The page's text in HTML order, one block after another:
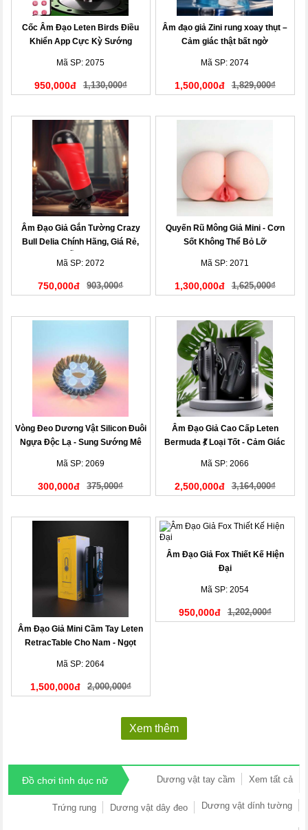
Cốc Âm Đạo Leten Birds Điều
Khiển App Cực Kỳ Sướng
Mã SP: 2075
950,000đ 1,130,000₫
Âm đạo giả Zini rung xoay thụt –
Cảm giác thật bất ngờ
Mã SP: 2074
1,500,000đ 1,829,000₫
Âm Đạo Giả Gắn Tường Crazy
Bull Delia Chính Hãng, Giá Rẻ,
Mã SP: 2072
750,000đ 903,000₫
Quyến Rũ Mông Giả Mini - Cơn
Sốt Không Thể Bỏ Lỡ
Mã SP: 2071
1,300,000đ 1,625,000₫
Vòng Đeo Dương Vật Silicon Đuôi
Ngựa Độc Lạ - Sung Sướng Mê
Mã SP: 2069
300,000đ 375,000₫
Âm Đạo Giả Cao Cấp Leten
Bermuda 💃 Loại Tốt - Cảm Giác
Mã SP: 2066
2,500,000đ 3,164,000₫
Âm Đạo Giả Mini Cầm Tay Leten
RetracTable Cho Nam - Ngọt
Mã SP: 2064
1,500,000đ 2,000,000₫
Âm Đạo Giả Fox Thiết Kế Hiện
Đại
Mã SP: 2054
950,000đ 1,202,000₫
Xem thêm
Đồ chơi tình dục nữ Xem tất cả
Dương vật tay cầm
Dương vật dính tường
Dương vật dây đeo
Trứng rung